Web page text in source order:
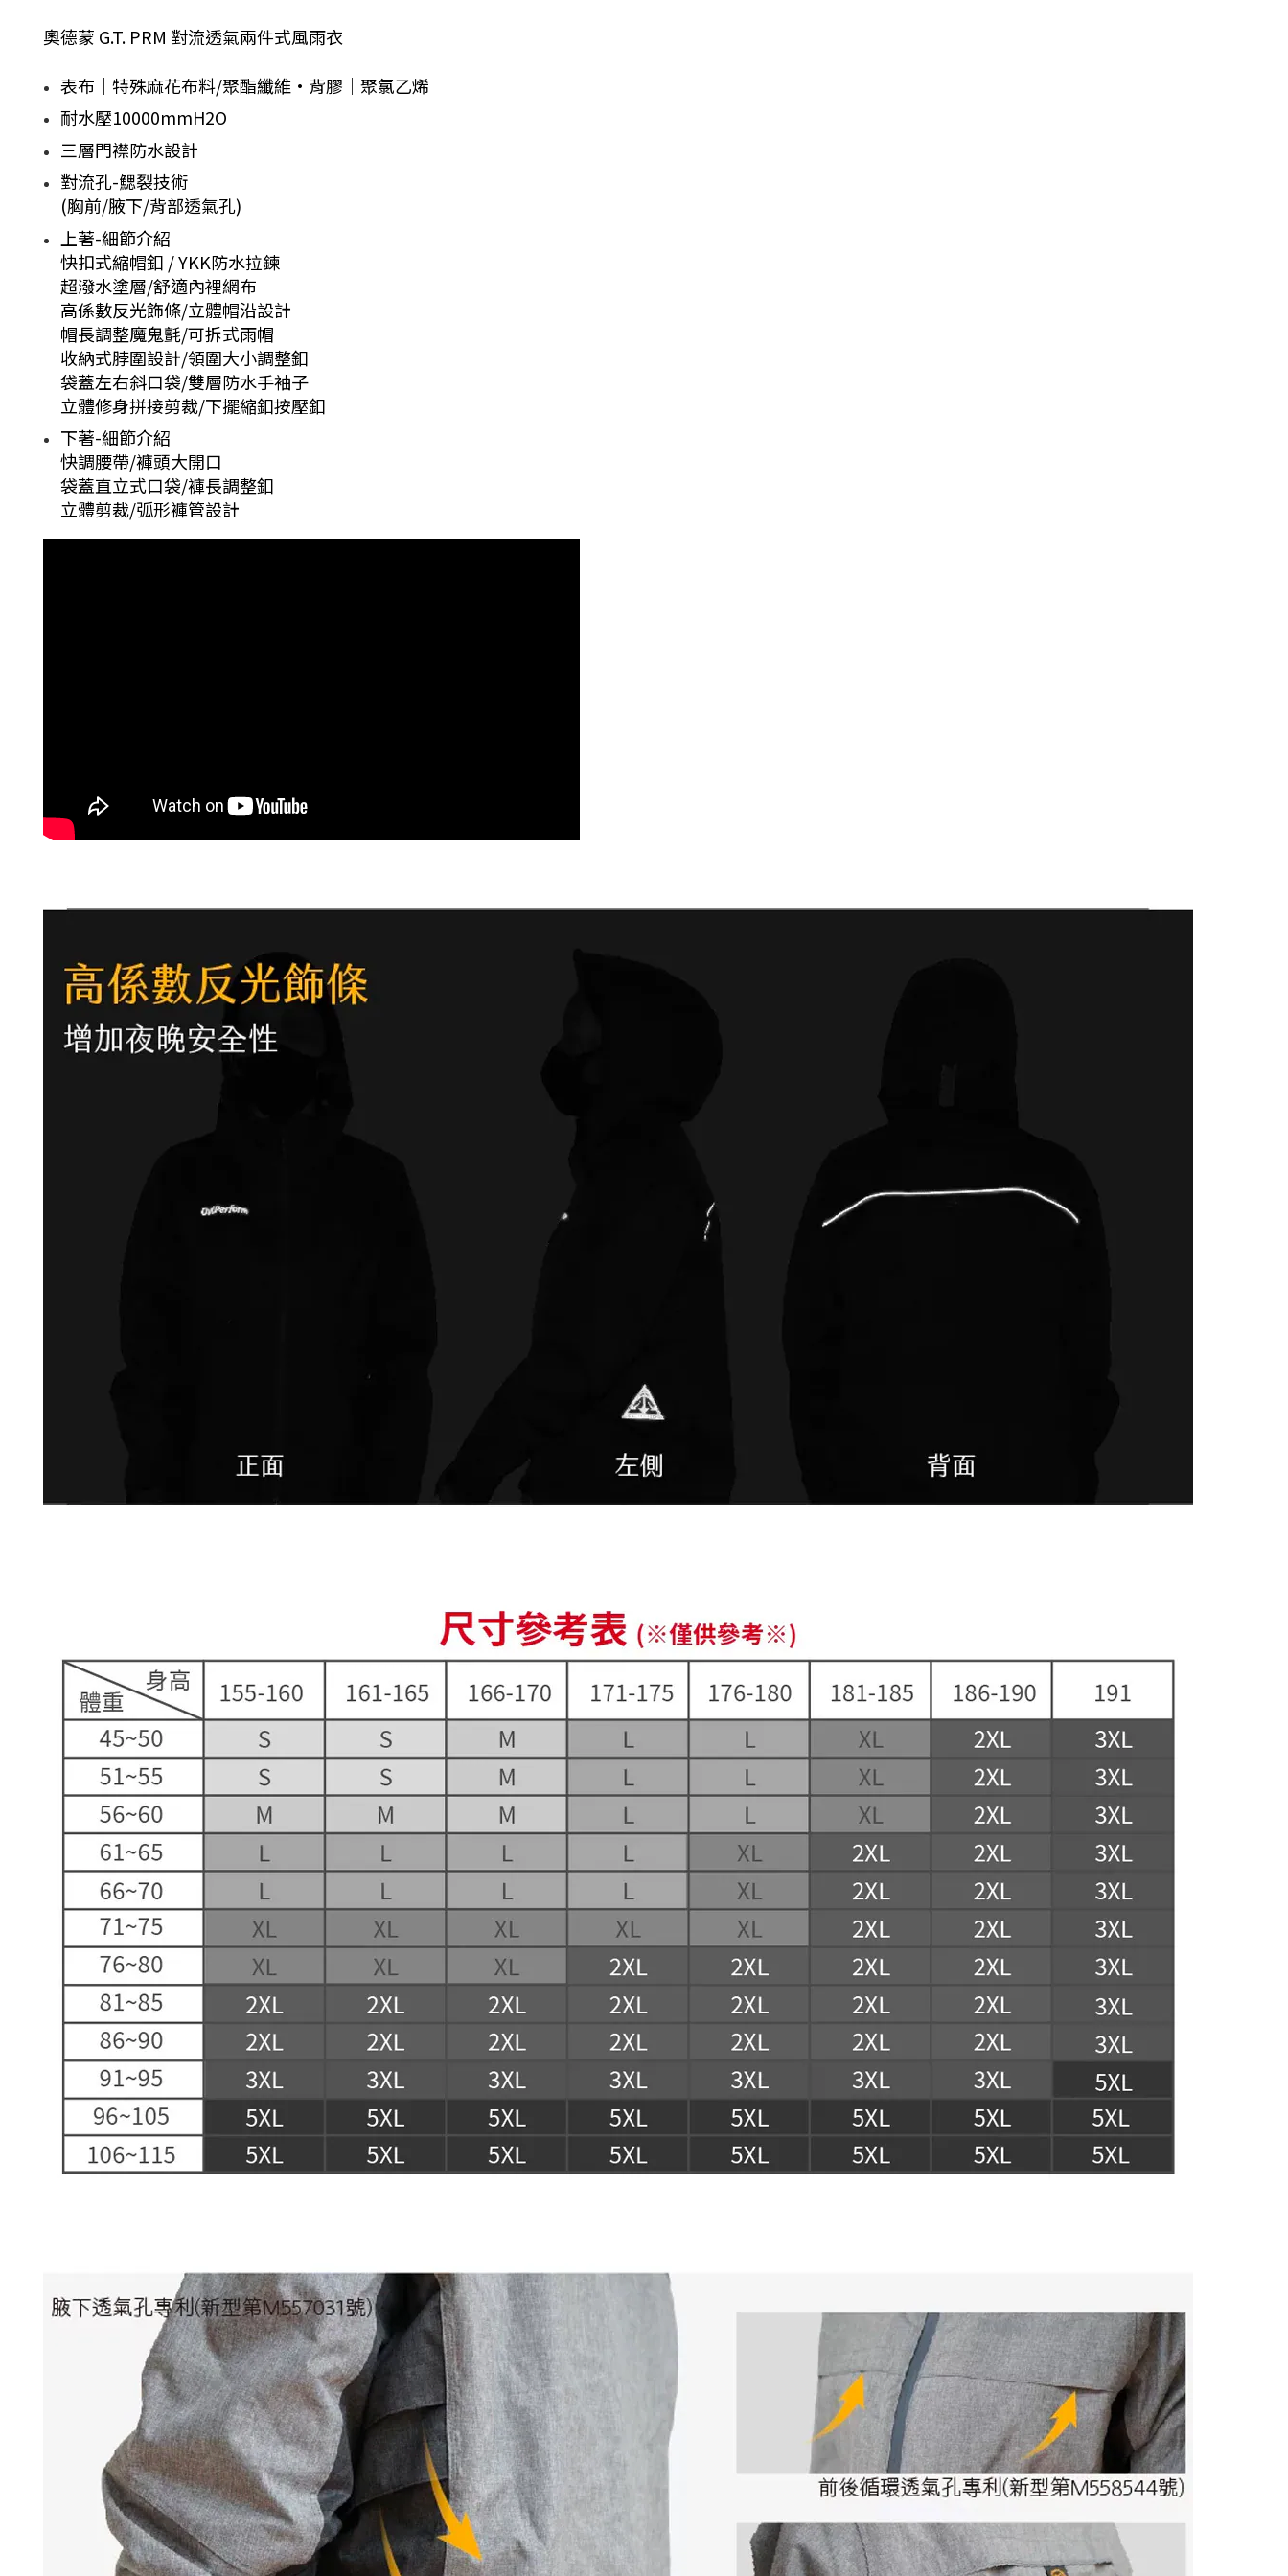
奧德蒙 G.T. PRM 對流透氣兩件式風雨衣
表布｜特殊麻花布料/聚酯纖維·背膠｜聚氯乙烯
耐水壓10000mmH2O
三層門襟防水設計
對流孔-鰓裂技術
(胸前/腋下/背部透氣孔)
上著-細節介紹
快扣式縮帽釦 /YKK防水拉鍊
超潑水塗層/舒適內裡網布
高係數反光飾條/立體帽沿設計
帽長調整魔鬼氈/可拆式雨帽
收納式脖圍設計/領圍大小調整釦
袋蓋左右斜口袋/雙層防水手袖子
立體修身拼接剪裁/下擺縮釦按壓釦
下著-細節介紹
快調腰帶/褲頭大開口
袋蓋直立式口袋/褲長調整釦
立體剪裁/弧形褲管設計